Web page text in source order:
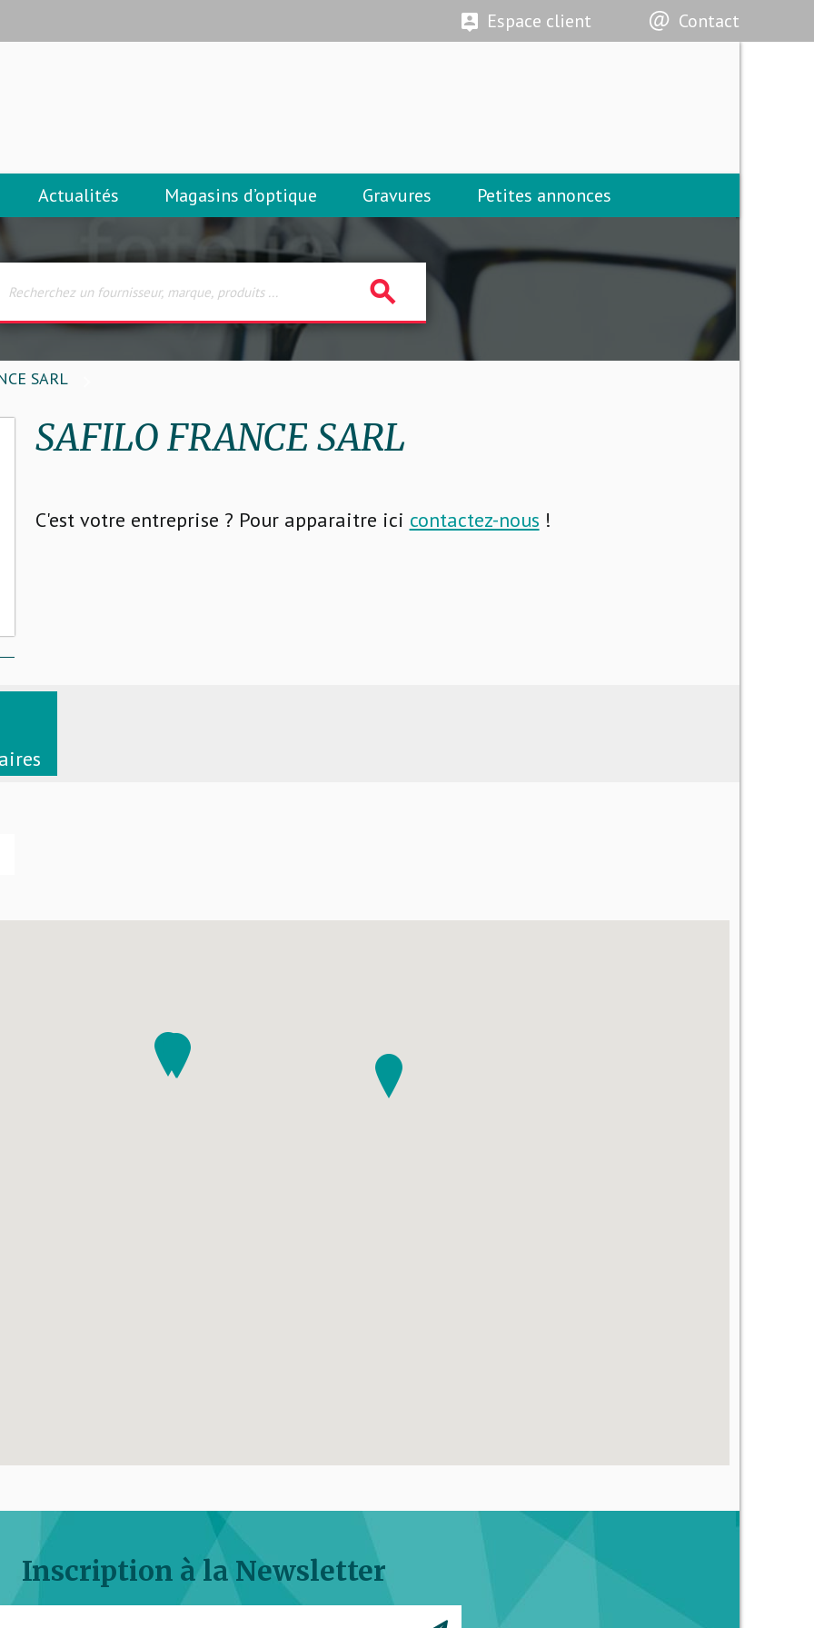
Espace client Contact
Actualités Magasins d’optique Gravures Petites annonces
search
SARL
SAFILO FRANCE SARL
C'est votre entreprise ? Pour apparaitre ici contactez-nous !
Inscription à la Newsletter